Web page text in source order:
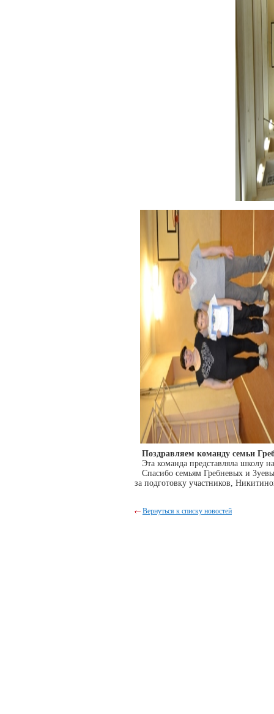
Поздравляем команду семьи
Эта команда представляла школу
Спасибо семьям Гребневых и
за подготовку участников,
Вернуться к списку новостей